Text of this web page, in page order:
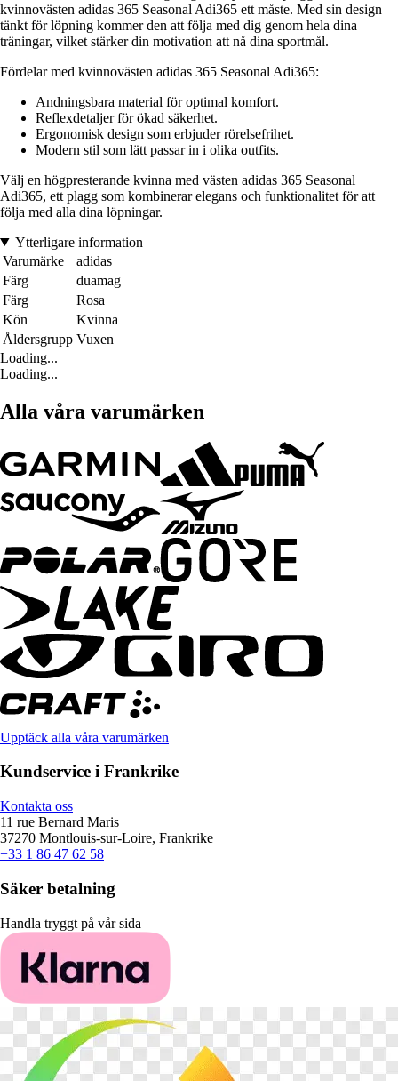
kvinnovästen adidas 365 Seasonal Adi365 ett måste. Med sin design
tänkt för löpning kommer den att följa med dig genom hela dina
träningar, vilket stärker din motivation att nå dina sportmål.
Fördelar med kvinnovästen adidas 365 Seasonal Adi365:
Andningsbara material för optimal komfort.
Reflexdetaljer för ökad säkerhet.
Ergonomisk design som erbjuder rörelsefrihet.
Modern stil som lätt passar in i olika outfits.
Välj en högpresterande kvinna med västen adidas 365 Seasonal
Adi365, ett plagg som kombinerar elegans och funktionalitet för att
följa med alla dina löpningar.
Ytterligare information
Varumärke
adidas
Färg
duamag
Färg
Rosa
Kön
Kvinna
Åldersgrupp Vuxen
Loading...
Loading...
Alla våra varumärken
Upptäck alla våra varumärken
Kundservice i Frankrike
Kontakta oss
11 rue Bernard Maris
37270 Montlouis-sur-Loire, Frankrike
+33 1 86 47 62 58
Säker betalning
Handla tryggt på vår sida